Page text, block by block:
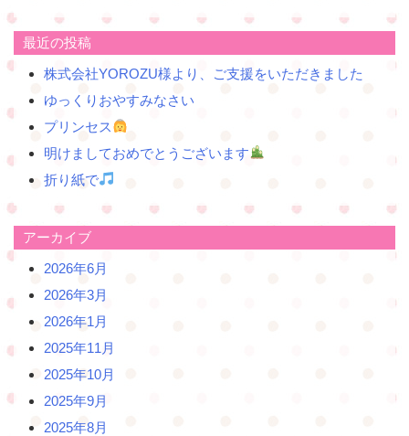
ゲ
ー
シ
ョ
最近の投稿
株式会社YOROZU様より、ご支援をいただきました
ゆっくりおやすみなさい
プリンセス
明けましておめでとうございます
折り紙で
アーカイブ
2026年6月
2026年3月
2026年1月
2025年11月
2025年10月
2025年9月
2025年8月